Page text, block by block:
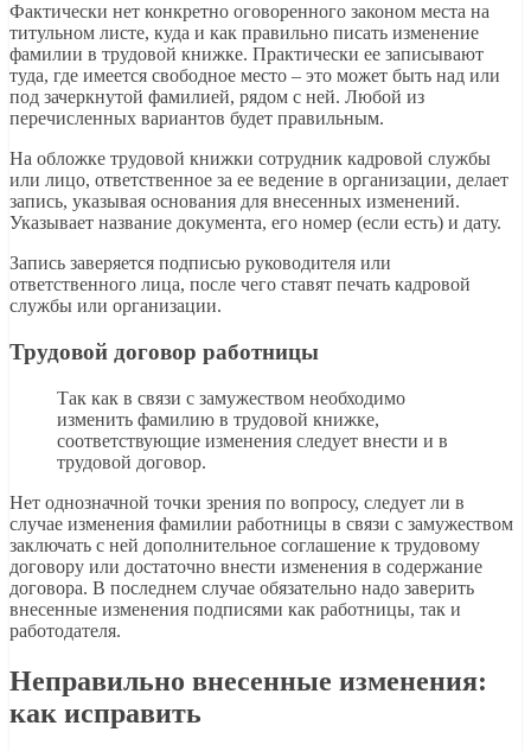
Фактически нет конкретно оговоренного законом места на
титульном листе, куда и как правильно писать изменение
фамилии в трудовой книжке. Практически ее записывают
туда, где имеется свободное место – это может быть над или
под зачеркнутой фамилией, рядом с ней. Любой из
перечисленных вариантов будет правильным.
На обложке трудовой книжки сотрудник кадровой службы
или лицо, ответственное за ее ведение в организации, делает
запись, указывая основания для внесенных изменений.
Указывает название документа, его номер (если есть) и дату.
Запись заверяется подписью руководителя или
ответственного лица, после чего ставят печать кадровой
службы или организации.
Трудовой договор работницы
Так как в связи с замужеством необходимо
изменить фамилию в трудовой книжке,
соответствующие изменения следует внести и в
трудовой договор.
Нет однозначной точки зрения по вопросу, следует ли в
случае изменения фамилии работницы в связи с замужеством
заключать с ней дополнительное соглашение к трудовому
договору или достаточно внести изменения в содержание
договора. В последнем случае обязательно надо заверить
внесенные изменения подписями как работницы, так и
работодателя.
Неправильно внесенные изменения:
как исправить